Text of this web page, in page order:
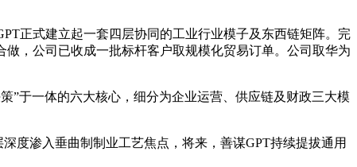
正式建立起一套四层协同的工业行业模子及东西链矩阵。完
，公司已收成一批标杆客户取规模化贸易订单。公司取华为
于一体的六大核心，细分为企业运营、供应链及财政三大模
渗入垂曲制制业工艺焦点，将来，善谋GPT持续提拔通用